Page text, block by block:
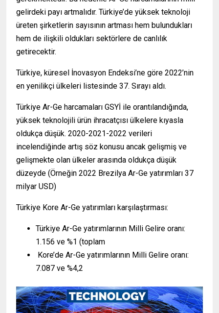
gelirdeki payı artmalıdır. Türkiye’de yüksek teknoloji
üreten şirketlerin sayısının artması hem bulundukları
hem de ilişkili oldukları sektörlere de canlılık
getirecektir.
Türkiye, küresel İnovasyon Endeksi’ne göre 2022’nin
en yenilikçi ülkeleri listesinde 37. Sırayı aldı.
Türkiye Ar-Ge harcamaları GSYİ ile orantılandığında,
yüksek teknolojili ürün ihracatçısı ülkelere kıyasla
oldukça düşük. 2020-2021-2022 verileri
incelendiğinde artış söz konusu ancak gelişmiş ve
gelişmekte olan ülkeler arasında oldukça düşük
düzeyde (Örneğin 2022 Brezilya Ar-Ge yatırımları 37
milyar USD)
Türkiye Kore Ar-Ge yatırımları karşılaştırması:
Türkiye Ar-Ge yatırımlarının Milli Gelire oranı:
1.156 ve %1 (toplam
Kore’de Ar-Ge yatırımlarının Milli Gelire oranı:
7.087 ve %4,2